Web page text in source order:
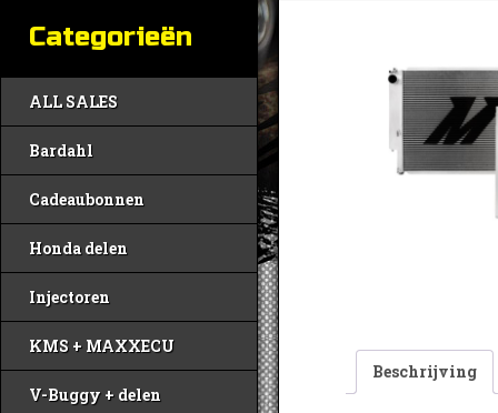
Categorieën
ALL SALES
Bardahl
Cadeaubonnen
Honda delen
Injectoren
KMS + MAXXECU
V-Buggy + delen
Beschrijving